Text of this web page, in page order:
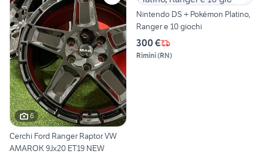
6
Cerchi Ford Ranger Raptor VW
AMAROK 9Jx20 ET19 NEW
Nintendo DS + Pokémon Platino,
Ranger e 10 giochi
300 €
Rimini(RN)